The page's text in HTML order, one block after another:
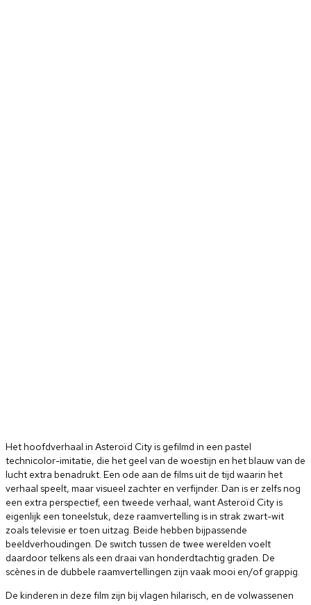
Het hoofdverhaal in Asteroïd City is gefilmd in een pastel
technicolor-imitatie, die het geel van de woestijn en het blauw van de
lucht extra benadrukt. Een ode aan de films uit de tijd waarin het
verhaal speelt, maar visueel zachter en verfijnder. Dan is er zelfs nog
een extra perspectief, een tweede verhaal, want Asteroïd City is
eigenlijk een toneelstuk, deze raamvertelling is in strak zwart-wit
zoals televisie er toen uitzag. Beide hebben bijpassende
beeldverhoudingen. De switch tussen de twee werelden voelt
daardoor telkens als een draai van honderdtachtig graden. De
scènes in de dubbele raamvertellingen zijn vaak mooi en/of grappig.
De kinderen in deze film zijn bij vlagen hilarisch, en de volwassenen